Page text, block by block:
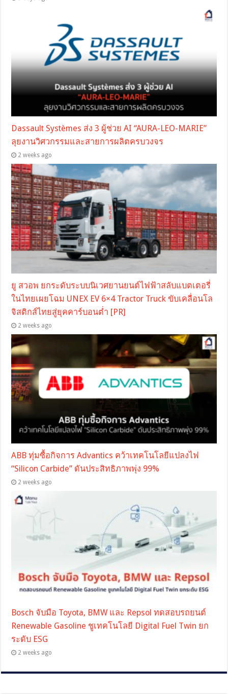
Dassault Systèmes ส่ง 3 ผู้ช่วย AI “AURA-LEO-MARIE”
ลุยงานวิศวกรรมและสายการผลิตครบวงจร
2 weeks ago
ยู สวอพ ยกระดับระบบนิเวศยานยนต์ไฟฟ้าสลับแบตเตอรี่
ในไทยเผยโฉม UNEX EV 6×4 Tractor Truck ขับเคลื่อนโล
จิสติกส์ไทยสู่ยุคคาร์บอนต่ำ [PR]
2 weeks ago
ABB ทุ่มซื้อกิจการ Advantics คว้าเทคโนโลยีแปลงไฟ
“Silicon Carbide” ดันประสิทธิภาพพุ่ง 99%
2 weeks ago
Bosch จับมือ Toyota, BMW และ Repsol ทดสอบรถยนต์
Renewable Gasoline ชูเทคโนโลยี Digital Fuel Twin ยก
ระดับ ESG
2 weeks ago